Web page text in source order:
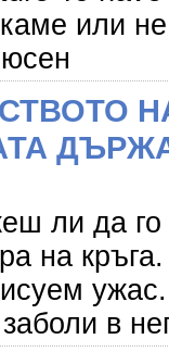
или
ли да
на
в